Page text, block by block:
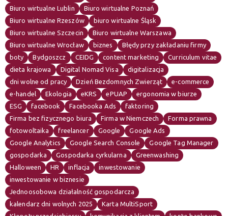
Biuro wirtualne Lublin
Biuro wirtualne Poznań
Biuro wirtualne Rzeszów
biuro wirtualne Śląsk
Biuro wirtualne Szczecin
Biuro wirtualne Warszawa
Biuro wirtualne Wrocław
biznes
Błędy przy zakładaniu firmy
boty
Bydgoszcz CEIDG content marketing
Curriculum vitae
dieta krajowa
Digital Nomad Visa
digitalizacja
dni wolne od pracy
Dzień Bezdomnych Zwierząt
e-commerce
e-handel
Ekologia eKRS ePUAP
ergonomia w biurze
ESG
facebook Facebooka Ads
faktoring
Firma bez fizycznego biura
Firma w Niemczech
Forma prawna
fotowoltaika
freelancer Google
Google Ads
Google Analytics
Google Search Console
Google Tag Manager
gospodarka
Gospodarka cyrkularna
Greenwashing
Halloween
HR inflacja
inwestowanie
inwestowanie w biznesie
Jednoosobowa działalność gospodarcza
kalendarz dni wolnych 2025
Karta MultiSport